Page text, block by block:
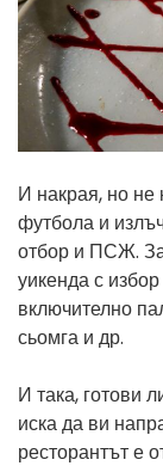
И накрая, но не
футбола и
отбор и ПСЖ.
уикенда с
включително
сьомга и др.
И така, готови
иска да ви
ресторантът е